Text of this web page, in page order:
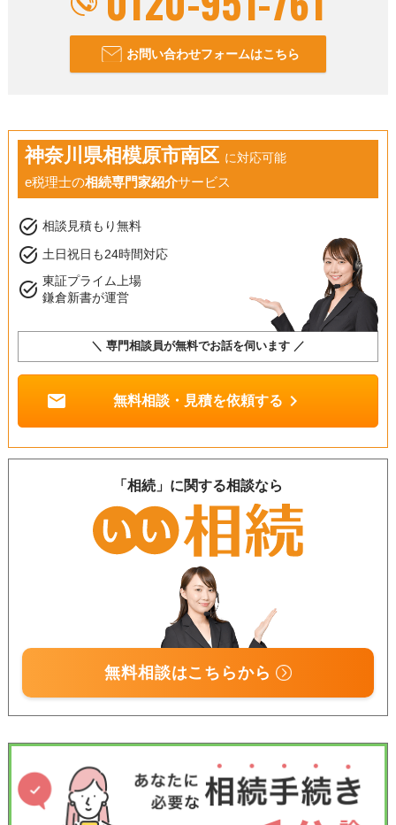
お問い合わせフォームはこちら
神奈川県相模原市南区 に対応可能
e税理士の相続専門家紹介サービス
task_alt 相談見積もり無料
task_alt 土日祝日も24時間対応
task_alt 東証プライム上場
鎌倉新書が運営
＼ 専門相談員が無料でお話を伺います ／
mail 無料相談・見積を依頼する chevron_right
「相続」に関する相談なら
無料相談はこちらから